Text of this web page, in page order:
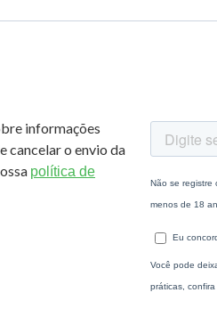
informações
cancelar o envio da
política de